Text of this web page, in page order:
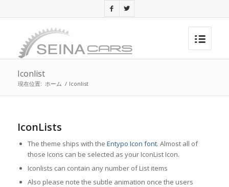
Iconlist
現在位置: ホーム / Iconlist
IconLists
The theme ships with the Entypo Icon font. Almost all of
those Icons can be selected as your IconList Icon.
Iconlists can contain any number of List items
Also please note the subtle animation once the users